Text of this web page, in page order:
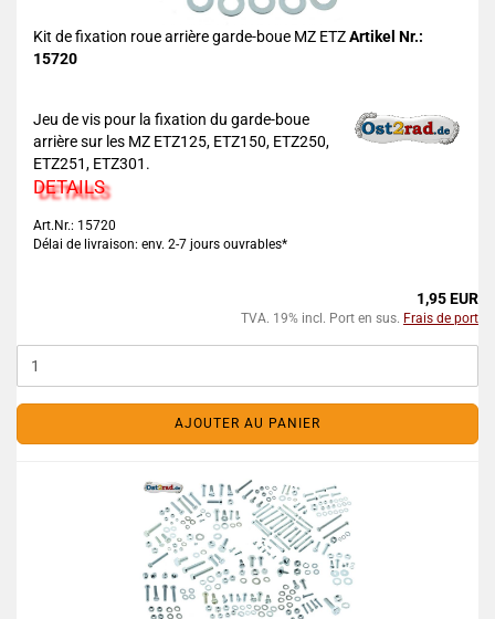
Kit de fixation roue arrière garde-boue MZ ETZArtikel Nr.:
15720
Jeu de vis pour la fixation du garde-boue
arrière sur les MZ ETZ125, ETZ150, ETZ250,
ETZ251, ETZ301.
DETAILS
Art.Nr.: 15720
Délai de livraison: env. 2-7 jours ouvrables*
1,95 EUR
TVA. 19% incl. Port en sus. Frais de port
AJOUTER AU PANIER